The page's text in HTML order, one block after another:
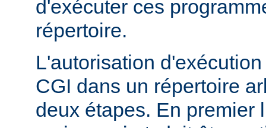
d'exécuter ces
répertoire.
L'autorisation
CGI dans un répertoire
deux étapes. En premier